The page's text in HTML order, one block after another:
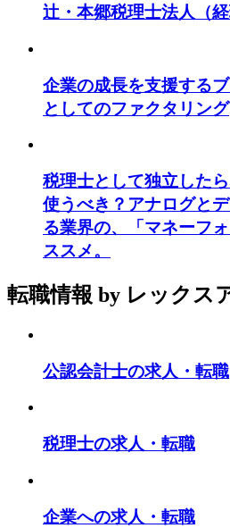
辻・本郷税理士法人（
企業の成長を支援する
としてのファクタリング
税理士として独立した
使うべき？アナログと
る業界の、「マネーフ
ススメ。
転職情報 by レックス
公認会計士の求人・転職
税理士の求人・転職
企業への求人・転職